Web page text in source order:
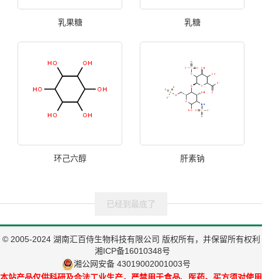
乳果糖 乳糖
环己六醇 肝素钠
已经到最底了
© 2005-2024 湖南汇百侍生物科技有限公司 版权所有，并保留所有权利
湘ICP备16010348号
湘公网安备 43019002001003号